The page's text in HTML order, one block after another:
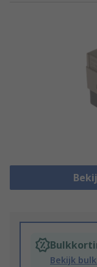
Bekijk